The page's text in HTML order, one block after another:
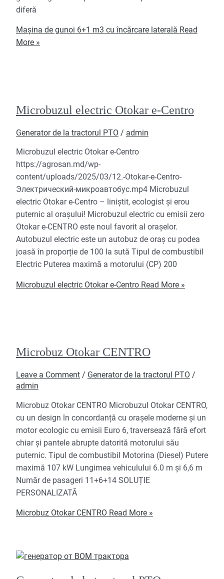
diferă
Mașina de gunoi 6+1 m3 cu încărcare laterală Read
More »
Microbuzul electric Otokar e-Centro
Generator de la tractorul PTO / admin
Microbuzul electric Otokar e-Centro
https://agrosan.md/wp-
content/uploads/2025/03/12.-Otokar-e-Centro-
Электрический-микроавтобус.mp4 Microbuzul
electric Otokar e-Centro – liniștit, ecologist și erou
puternic al orașului! Microbuzul electric cu emisii zero
Otokar e-CENTRO este noul favorit al orașelor.
Autobuzul electric este un autobuz de oraș cu podea
joasă în proporție de 100 la sută Tipul de combustibil
Electric Puterea maximă a motorului (CP) 200
Microbuzul electric Otokar e-CentroRead More »
Microbuz Otokar CENTRO
Leave a Comment / Generator de la tractorul PTO /
admin
Microbuz Otokar CENTRO Microbuzul Otokar CENTRO,
cu un design în concordanță cu orașele moderne și un
motor ecologic cu emisii Euro 6, traversează fără efort
chiar și pantele abrupte datorită motorului său
puternic. Tipul de combustibil Motorina (Diesel) Putere
maximă 107 kW Lungimea vehiculului 6.0 m și 6,6 m
Număr de pasageri 11+6+14 SOLUȚIE
PERSONALIZATĂ
Microbuz Otokar CENTRO Read More »